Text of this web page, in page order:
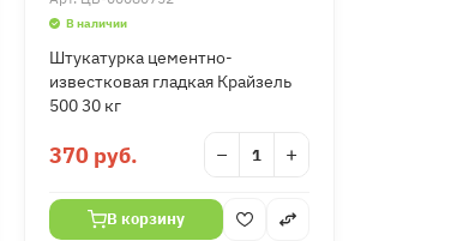
В наличии
Штукатурка цементно-
известковая гладкая Крайзель
500 30 кг
370 руб. − +
В корзину